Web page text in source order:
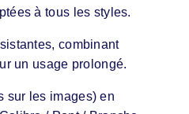
à tous les styles.
combinant
un usage prolongé.
sur les images) en